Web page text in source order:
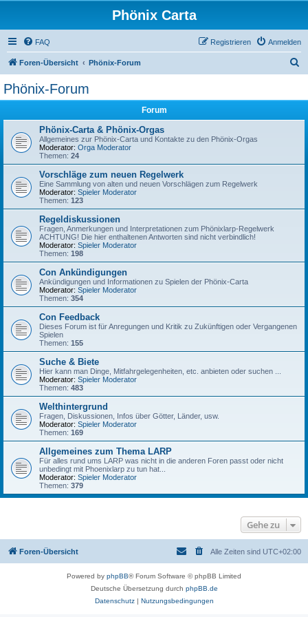
Phönix Carta
FAQ Anmelden
Registrieren
Foren-Übersicht Phönix-Forum
Phönix-Forum
Forum
Phönix-Carta & Phönix-Orgas
Allgemeines zur Phönix-Carta und Kontakte zu den Phönix-Orgas
Moderator: Orga Moderator
Themen: 24
Vorschläge zum neuen Regelwerk
Eine Sammlung von alten und neuen Vorschlägen zum Regelwerk
Moderator: Spieler Moderator
Themen: 123
Regeldiskussionen
Fragen, Anmerkungen und Interpretationen zum Phönixlarp-Regelwerk
ACHTUNG! Die hier enthaltenen Antworten sind nicht verbindlich!
Moderator: Spieler Moderator
Themen: 198
Con Ankündigungen
Ankündigungen und Informationen zu Spielen der Phönix-Carta
Moderator: Spieler Moderator
Themen: 354
Con Feedback
Dieses Forum ist für Anregungen und Kritik zu Zukünftigen oder Vergangenen
Spielen
Themen: 155
Suche & Biete
Hier kann man Dinge, Mitfahrgelegenheiten, etc. anbieten oder suchen ...
Moderator: Spieler Moderator
Themen: 483
Welthintergrund
Fragen, Diskussionen, Infos über Götter, Länder, usw.
Moderator: Spieler Moderator
Themen: 169
Allgemeines zum Thema LARP
Für alles rund ums LARP was nicht in die anderen Foren passt oder nicht
unbedingt mit Phoenixlarp zu tun hat...
Moderator: Spieler Moderator
Themen: 379
Gehe zu
Foren-Übersicht Alle Zeiten sind UTC+02:00
Powered by phpBB® Forum Software © phpBB Limited
Deutsche Übersetzung durch phpBB.de
Datenschutz| Nutzungsbedingungen